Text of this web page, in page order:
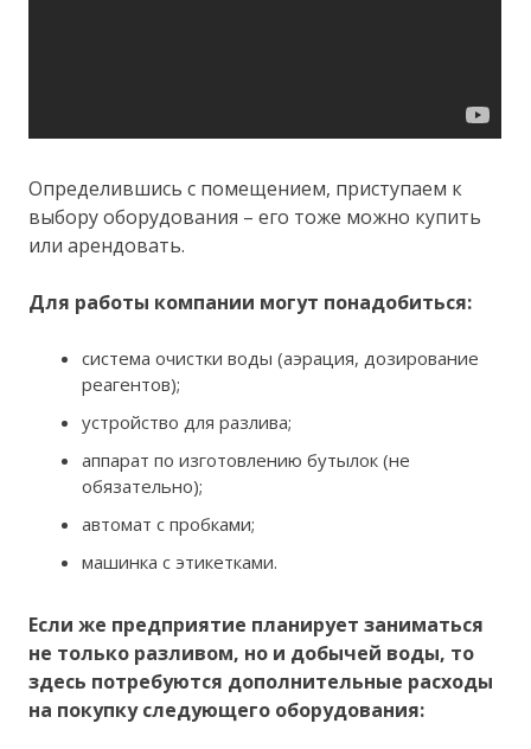
Определившись с помещением, приступаем к
выбору оборудования – его тоже можно купить
или арендовать.
Для работы компании могут понадобиться:
система очистки воды (аэрация, дозирование
реагентов);
устройство для разлива;
аппарат по изготовлению бутылок (не
обязательно);
автомат с пробками;
машинка с этикетками.
Если же предприятие планирует заниматься
не только разливом, но и добычей воды, то
здесь потребуются дополнительные расходы
на покупку следующего оборудования: